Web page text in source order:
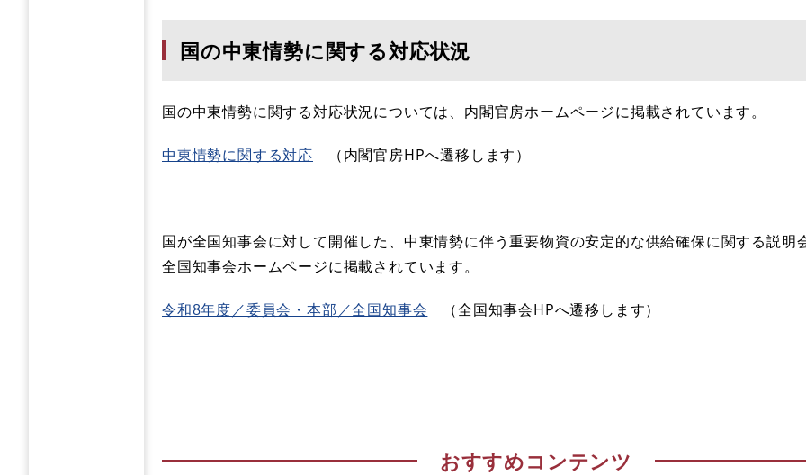
国の中東情勢に関する対応状況
国の中東情勢に関する対応状況については、内閣官房ホームページに掲載されています。
中東情勢に関する対応 （内閣官房HPへ遷移します）
国が全国知事会に対して開催した、中東情勢に伴う重要物資の安定的な供給確保に関する説明
全国知事会ホームページに掲載されています。
令和8年度／委員会・本部／全国知事会 （全国知事会HPへ遷移します）
おすすめコンテンツ